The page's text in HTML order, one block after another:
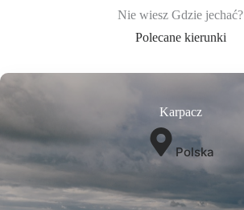
Nie wiesz Gdzie jechać?
Polecane kierunki
Karpacz
Polska